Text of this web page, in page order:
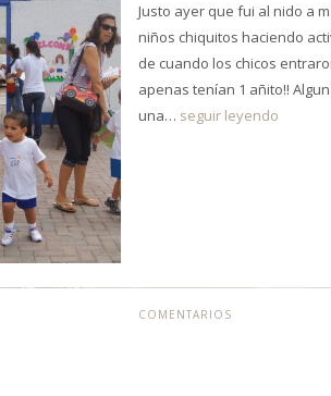
Justo ayer que fui al nido a
niños chiquitos haciendo
de cuando los chicos
apenas tenían 1 añito!!
una… seguir leyendo
COMENTARIOS